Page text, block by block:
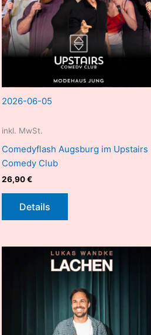
2026-06-05
inkl. MwSt.
Comedyflash Augsburg im Upstairs
Comedy Club
26,90€
Details